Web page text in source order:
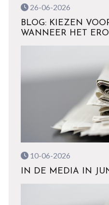
26-06-2026
BLOG: KIEZEN
WANNEER HET
10-06-2026
IN DE MEDIA IN